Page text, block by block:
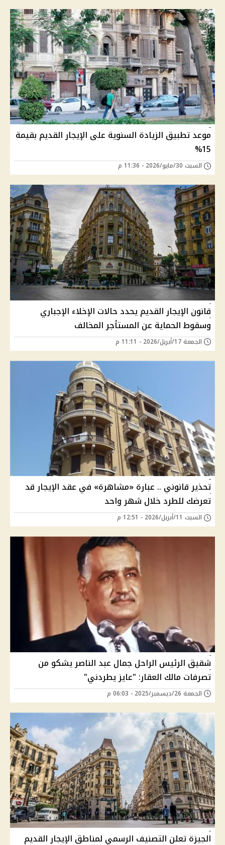
موعد تطبيق الزيادة السنوية على الإيجار القديم بقيمة
15%
السبت 30/مايو/2026 - 11:36 م
قانون الإيجار القديم يحدد حالات الإخلاء الإجباري
وسقوط الحماية عن المستأجر المخالف
الجمعة 17/أبريل/2026 - 11:11 م
تحذير قانوني .. عبارة «مشاهرة» في عقد الإيجار قد
تعرضك للطرد خلال شهر واحد
السبت 11/أبريل/2026 - 12:51 م
شقيق الرئيس الراحل جمال عبد الناصر يشكو من
تصرفات مالك العقار: "عايز يطردني"
الجمعة 26/ديسمبر/2025 - 06:03 م
الجيزة تعلن التصنيف الرسمي لمناطق الإيجار القديم